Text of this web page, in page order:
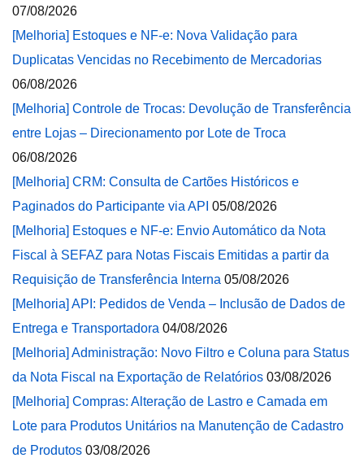
07/08/2026
[Melhoria] Estoques e NF-e: Nova Validação para
Duplicatas Vencidas no Recebimento de Mercadorias
06/08/2026
[Melhoria] Controle de Trocas: Devolução de Transferência
entre Lojas – Direcionamento por Lote de Troca
06/08/2026
[Melhoria] CRM: Consulta de Cartões Históricos e
Paginados do Participante via API 05/08/2026
[Melhoria] Estoques e NF-e: Envio Automático da Nota
Fiscal à SEFAZ para Notas Fiscais Emitidas a partir da
Requisição de Transferência Interna 05/08/2026
[Melhoria] API: Pedidos de Venda – Inclusão de Dados de
Entrega e Transportadora 04/08/2026
[Melhoria] Administração: Novo Filtro e Coluna para Status
da Nota Fiscal na Exportação de Relatórios 03/08/2026
[Melhoria] Compras: Alteração de Lastro e Camada em
Lote para Produtos Unitários na Manutenção de Cadastro
de Produtos 03/08/2026